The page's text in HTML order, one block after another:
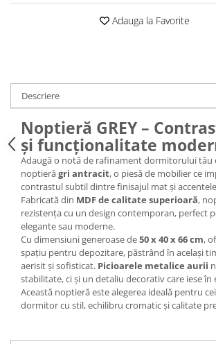
Adauga la Favorite
Descriere
Noptieră GREY –
și funcționalitate
Adaugă o notă de rafinament dormitorului tău
noptierăgri antracit, o piesă de mobilier ce
contrastul subtil dintre finisajul mat și
Fabricată din MDF de calitate superioară,
rezistența cu un design contemporan, perfect
elegante sau moderne.
Cu dimensiuni generoase de50 x 40 x 66 cm,
spațiu pentru depozitare, păstrând în același
aerisit și sofisticat. Picioarele metalice aurii
stabilitate, ci și un detaliu decorativ care iese în
Această noptieră este alegerea ideală pentru
dormitor cu stil, echilibru cromatic și calitate